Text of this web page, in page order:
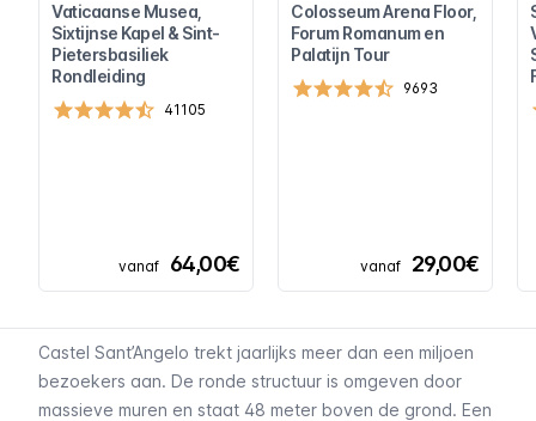
Vaticaanse Musea,
Sixtijnse Kapel & Sint-
Pietersbasiliek
Rondleiding
41105
vanaf 64,00€
Colosseum Arena Floor,
Forum Romanum en
Palatijn Tour
9693
vanaf 29,00€
Castel Sant’Angelo trekt jaarlijks meer dan een miljoen
bezoekers aan. De ronde structuur is omgeven door
massieve muren en staat 48 meter boven de grond. Een